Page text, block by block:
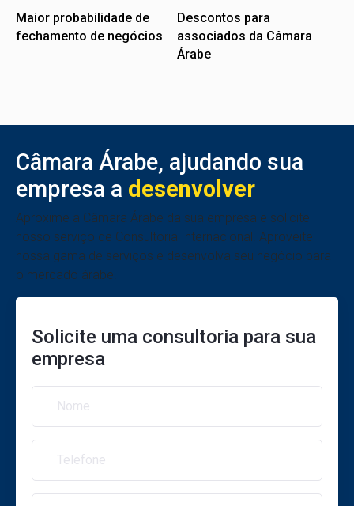
Maior probabilidade de
fechamento de negócios
Descontos para
associados da Câmara
Árabe
Câmara Árabe, ajudando sua
empresa a desenvolver
Aproxime a Câmara Árabe da sua empresa e solicite
nosso serviço de Consultoria Internacional. Aproveite
nossa gama de serviços e desenvolva seu negócio para
o mercado árabe.
Solicite uma consultoria para sua
empresa